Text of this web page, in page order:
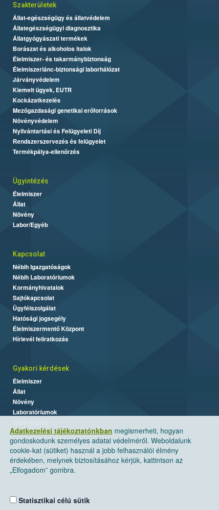
Adatkezelési tájékoztatónkban megismerheti, hogyan
gondoskodunk személyes adatai védelméről. Weboldalunk
cookie-kat (sütiket) használ a jobb felhasználói élmény
érdekében, melynek biztosításához kérjük, kattintson az
„Elfogadom” gombra.
Statisztikai célú sütik
Szakterületek
Állat-egészségügy és állatvédelem
Állategészségügyi diagnosztika
Állatgyógyászati termékek
Borászat és alkoholos italok
Élelmiszer- és takarmánybiztonság
Élelmiszerlánc-biztonsági laborhálózat
Járványvédelem
Kiemelt ügyek, EUTR
Kockázatkezelés
Mezőgazdasági genetikai erőforrások
Növényvédelem
Nyilvántartási és Felügyeleti Díj
Rendszerszervezés és felügyelet
Termékpálya-ellenőrzés
Ügyintézés
Élelmiszer
Állat
Növény
Labor/Egyéb
Kapcsolat
Nébih Igazgatóságok
Nébih Laboratóriumok
Kormányhivatalok
Sajtókapcsolat
Ügyfélszolgálat
Hatósági jogsegély
Élelmiszermentő Központ
Hírlevél feliratkozás
Gyakori kérdések
Élelmiszer
Állat
Növény
Laboratóriumok